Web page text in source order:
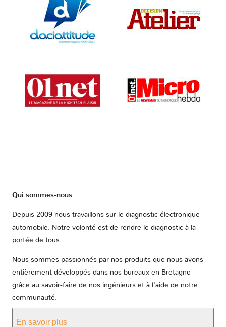
Qui sommes-nous
Depuis 2009 nous travaillons sur le diagnostic électronique
automobile. Notre volonté est de rendre le diagnostic à la
portée de tous.
Nous sommes passionnés par nos produits que nous avons
entièrement développés dans nos bureaux en Bretagne
grâce au savoir-faire de nos ingénieurs et à l'aide de notre
communauté.
En savoir plus